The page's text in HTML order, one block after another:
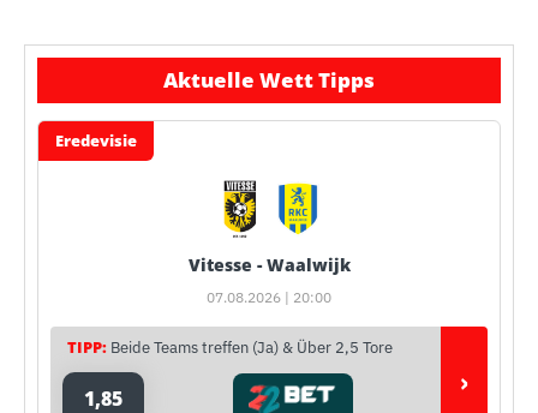
Aktuelle Wett Tipps
Eredevisie
Vitesse - Waalwijk
07.08.2026 | 20:00
TIPP: Beide Teams treffen (Ja) & Über 2,5 Tore
1,85 ›